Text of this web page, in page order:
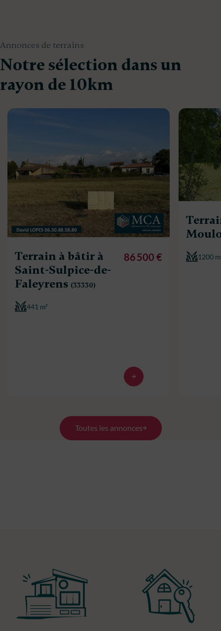
Annonces de terrains
Notre sélection dans un
rayon de 10km
Terrain à bâtir à
Saint-Sulpice-de-
Faleyrens (33330)
441 m²
86 500 € 1200
Toutes les annonces